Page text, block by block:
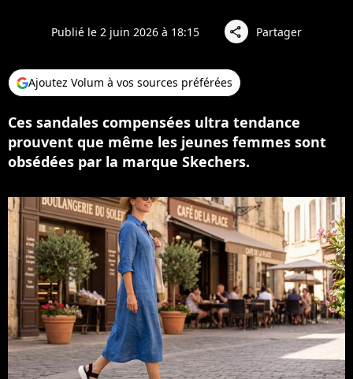
Publié le 2 juin 2026 à 18:15 share Partager
Ajoutez Volum à vos sources préférées
Ces sandales compensées ultra tendance
prouvent que même les jeunes femmes sont
obsédées par la marque Skechers.